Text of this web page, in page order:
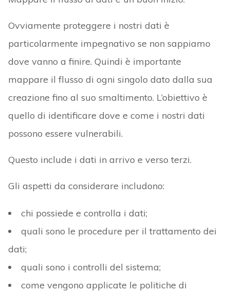
Ovviamente proteggere i nostri dati è
particolarmente impegnativo se non sappiamo
dove vanno a finire. Quindi è importante
mappare il flusso di ogni singolo dato dalla sua
creazione fino al suo smaltimento. L’obiettivo è
quello di identificare dove e come i nostri dati
possono essere vulnerabili.
Questo include i dati in arrivo e verso terzi.
Gli aspetti da considerare includono:
chi possiede e controlla i dati;
quali sono le procedure per il trattamento dei
dati;
quali sono i controlli del sistema;
come vengono applicate le politiche di